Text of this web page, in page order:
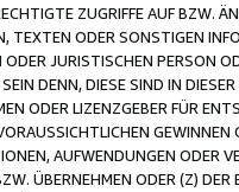
ZUGRIFFE AUF BZW.
TEXTEN ODER SONSTIGEN
JURISTISCHEN PERSON
DENN, DIESE SIND IN
ODER LIZENZGEBER FÜR
AUFWENDUNGEN ODER
ÜBERNEHMEN ODER (Z)